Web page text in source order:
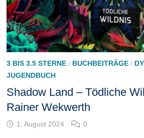
3 BIS 3.5 STERNE/ BUCHBEITRÄGE/
JUGENDBUCH
Shadow Land – Tödliche
Rainer Wekwerth
1. August 2024 0